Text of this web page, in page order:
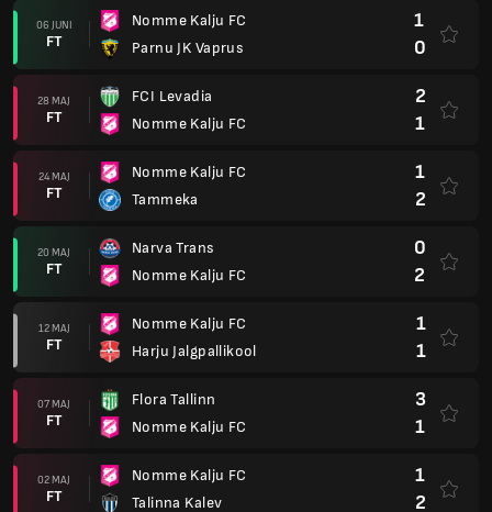
06 JUNI
FT
Nomme Kalju FC
Parnu JK Vaprus
1
0
28 MAJ
FT
FCI Levadia
Nomme Kalju FC
2
1
24 MAJ
FT
Nomme Kalju FC
Tammeka
1
2
20 MAJ
FT
Narva Trans
Nomme Kalju FC
0
2
12 MAJ
FT
Nomme Kalju FC
Harju Jalgpallikool
1
1
07 MAJ
FT
Flora Tallinn
Nomme Kalju FC
3
1
02 MAJ
FT
Nomme Kalju FC
Talinna Kalev
1
2